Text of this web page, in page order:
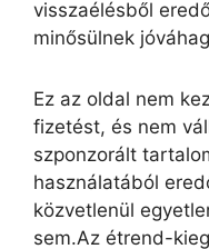
visszaélésből
minősülnek
Ez az oldal nem
fizetést, és nem
szponzorált
használatából
közvetlenül
sem.Az étrend-